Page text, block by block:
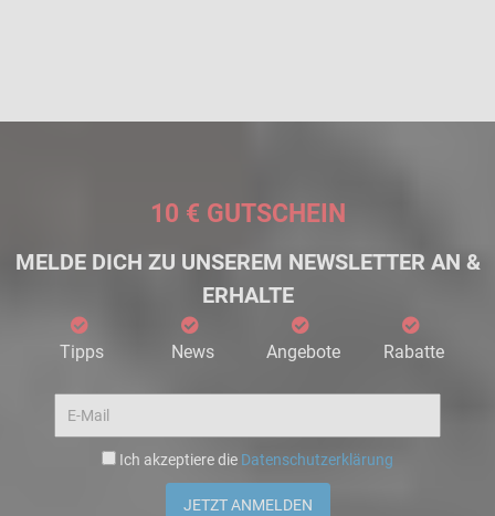
10 € GUTSCHEIN
MELDE DICH ZU UNSEREM NEWSLETTER AN &
ERHALTE
Tipps News Angebote Rabatte
Ich akzeptiere die Datenschutzerklärung
JETZT ANMELDEN